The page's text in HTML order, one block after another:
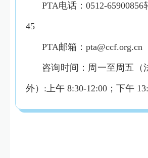
PTA电话：0512-65900856
45
PTA邮箱：pta@ccf.org.cn
咨询时间：周一至周五（
外）:上午 8:30-12:00；下午